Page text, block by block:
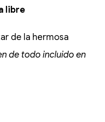
libre
de la hermosa
de todo incluido en